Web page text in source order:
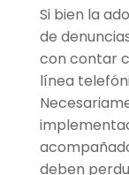
Si bien la
de
con contar
línea
deben